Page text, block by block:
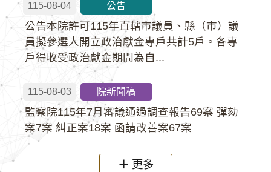
115-08-04 公告
公告本院許可115年直轄市議員、縣（市）議
員擬參選人開立政治獻金專戶共計5戶。各專
戶得收受政治獻金期間為自...
115-08-03 院新聞稿
監察院115年7月審議通過調查報告69案 彈劾
案7案 糾正案18案 函請改善案67案
更多